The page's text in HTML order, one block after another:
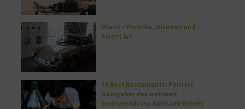
Miami – Porsche, Gitarren und
Street Art
50 Best Restaurants: Peru ist
Gastgeber des weltweit
bedeutendsten Kulinarik-Events